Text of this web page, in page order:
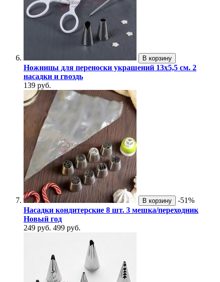
В корзину
Ножницы для переноски украшений 13х5,5 см. 2
насадки и гвоздь
139 руб.
В корзину
-51%
Насадки кондитерские 8 шт. 3 мешка/переходник
Новый год
249 руб. 499 руб.